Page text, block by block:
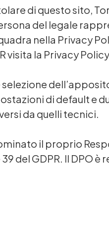
di questo sito,
del legale
nella Privacy
visita la Privacy
di default e
da quelli tecnici.
il proprio
del GDPR. Il DPO